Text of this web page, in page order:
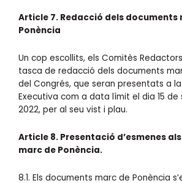
Article 7. Redacció dels documents
Ponència
Un cop escollits, els Comitès
tasca de redacció dels documents
del Congrés, que seran presentats a
Executiva com a data límit el dia 15
2022, per al seu vist i plau.
Article 8. Presentació d’esmenes
marc de Ponència.
8.1. Els documents marc de Ponència